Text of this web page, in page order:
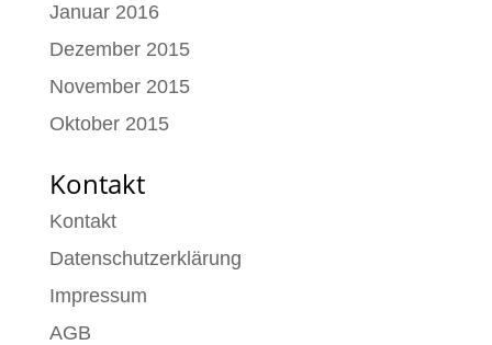
Januar 2016
Dezember 2015
November 2015
Oktober 2015
Kontakt
Kontakt
Datenschutzerklärung
Impressum
AGB